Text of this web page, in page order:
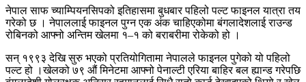
नेपाल साफ च्याम्पियनसिपको इतिहासमा बुधबार पहिलो पल्ट फाइनल यात्रा तय
गरेको छ । नेपाललाई फाइनल पुग्न एक अंक चाहिएकोमा बंगलादेशलाई राउन्ड
रोबिनको आफ्नो अन्तिम खेलमा १–१ को बराबरीमा रोकेको हो ।
सन् १९९३ देखि सुरु भएको प्रतियोगितामा नेपालले फाइनल पुगेको यो पहिलो
पल्ट हो ।खेलको ७९ औं मिनेटमा आफ्नो पेनाल्टी एरिया बाहिर बल ह्यान्ड गरेपछि